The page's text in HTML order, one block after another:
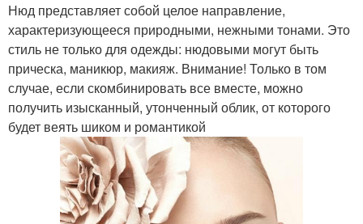
Нюд представляет собой целое направление,
характеризующееся природными, нежными тонами. Это
стиль не только для одежды: нюдовыми могут быть
прическа, маникюр, макияж. Внимание! Только в том
случае, если скомбинировать все вместе, можно
получить изысканный, утонченный облик, от которого
будет веять шиком и романтикой